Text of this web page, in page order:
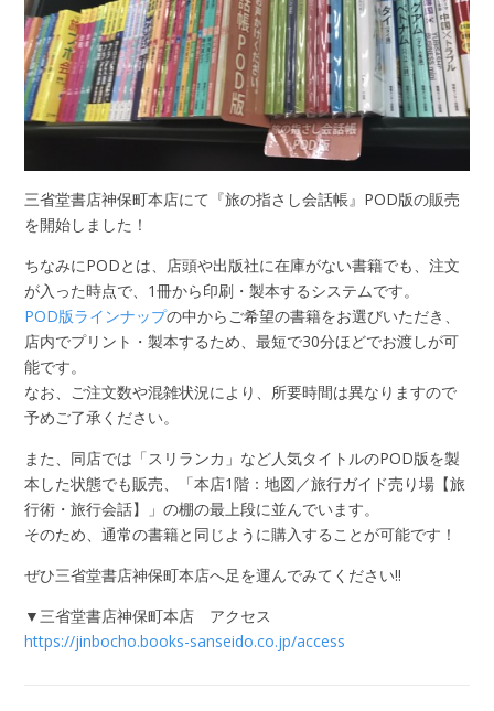
三省堂書店神保町本店にて『旅の指さし会話帳』POD版の販売
を開始しました！
ちなみにPODとは、店頭や出版社に在庫がない書籍でも、注文
が入った時点で、1冊から印刷・製本するシステムです。
POD版ラインナップの中からご希望の書籍をお選びいただき、
店内でプリント・製本するため、最短で30分ほどでお渡しが可
能です。
なお、ご注文数や混雑状況により、所要時間は異なりますので
予めご了承ください。
また、同店では「スリランカ」など人気タイトルのPOD版を製
本した状態でも販売、「本店1階：地図／旅行ガイド売り場【旅
行術・旅行会話】」の棚の最上段に並んでいます。
そのため、通常の書籍と同じように購入することが可能です！
ぜひ三省堂書店神保町本店へ足を運んでみてください!!
▼三省堂書店神保町本店 アクセス
https://jinbocho.books-sanseido.co.jp/access